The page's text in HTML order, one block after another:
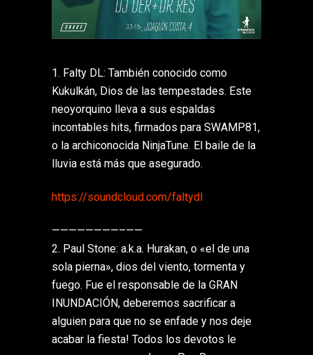
1. Falty DL: También conocido como
Kukulkán, Dios de las tempestades. Este
neoyorquino lleva a sus espaldas
incontables hits, firmados para SWAMP81,
o la archiconocida NinjaTune. El baile de la
lluvia está más que asegurado.
https://soundcloud.com/faltydl
————————–——
2. Paul Stone: a.k.a. Hurakan, o «el de una
sola pierna», dios del viento, tormenta y
fuego. Fue el responsable de la GRAN
INUNDACIÓN, deberemos sacrificar a
alguien para que no se enfade y nos deje
acabar la fiesta! Todos los devotos le